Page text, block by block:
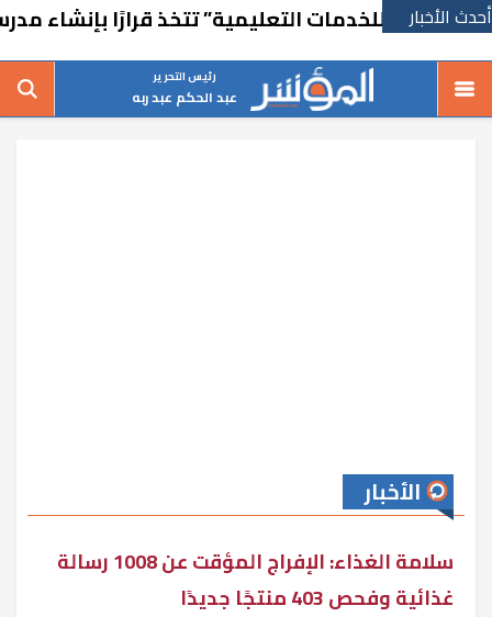
أحدث الأخبار
للخدمات التعليمية” تتخذ قرارًا بإنشاء مدرسة في
رئيس التحرير
عبد الحكم عبد ربه
الأخبار
سلامة الغذاء: الإفراج المؤقت عن 1008 رسالة
غذائية وفحص 403 منتجًا جديدًا